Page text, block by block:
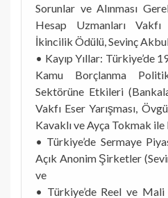
Sorunlar ve Alınması
Hesap Uzmanları Vakfı
İkincilik Ödülü, Sevinç
• Kayıp Yıllar: Türkiye’de
Kamu Borçlanma
Sektörüne Etkileri
Vakfı Eser Yarışması,
Kavaklı ve Ayça Tokmak
• Türkiye’de Sermaye
Açık Anonim Şirketler
ve
• Türkiye’de Reel ve